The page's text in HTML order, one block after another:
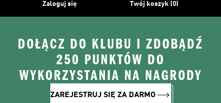
Zaloguj się Twój koszyk (0)
DOŁĄCZ DO KLUBU I ZDOBĄDŹ
250 PUNKTÓW DO
WYKORZYSTANIA NA NAGRODY
ZAREJESTRUJ SIĘ ZA DARMO